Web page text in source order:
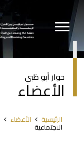
تجاوز
إلى
المحتوى
الرئيسي
حوار أبو ظبي
الأعضاء
مسار
التنقل
الرئيسية الأعضاء
الاجتماعية